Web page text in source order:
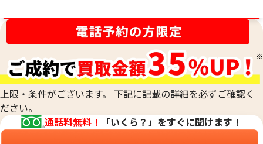
18金 (K18) ピアスまとめ
1.4g
参考買取価格
31,400 円
18金 (K18) ピアス
0.8g
参考買取価格
17,900円
22金（K22）の買取
21.6金(K21.6)の買取
20金（K20）の買取
18金(K18)の買取
14金（K14）の買取
12金（K12）の買取
10金（K10）の買取
9金（K9）の買取
上限・条件がございます。 下記に記載の詳細を必ずご確認く
ださい。
通話料無料！
「いくら？」をすぐに聞けます！